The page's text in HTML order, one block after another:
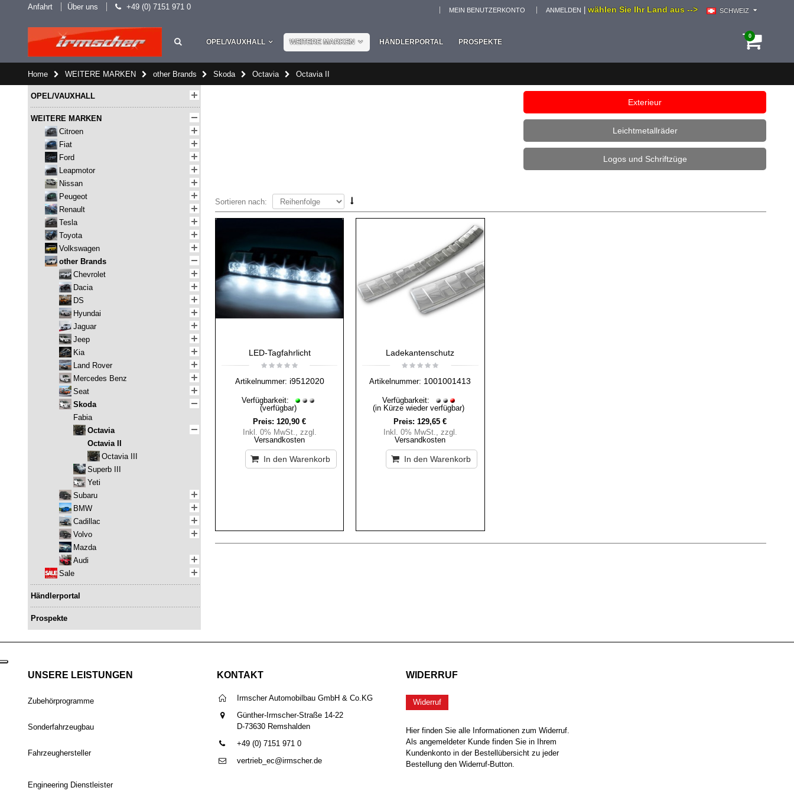
Anfahrt Über uns +49 (0) 7151 971 0 wählen Sie Ihr Land aus --> SCHWEIZ
MEIN BENUTZERKONTO ANMELDEN
0
OPEL/VAUXHALL WEITERE MARKEN HÄNDLERPORTAL PROSPEKTE
Home WEITERE MARKEN other Brands Skoda Octavia Octavia II
Exterieur
Leichtmetallräder
Logos und Schriftzüge
Sortieren nach:
LED-Tagfahrlicht
Artikelnummer: i9512020
Verfügbarkeit:
(verfügbar)
Preis: 120,90 €
Inkl. 0% MwSt., zzgl.
Versandkosten
In den Warenkorb
Ladekantenschutz
Artikelnummer: 1001001413
Verfügbarkeit:
(in Kürze wieder verfügbar)
Preis: 129,65 €
Inkl. 0% MwSt., zzgl.
Versandkosten
In den Warenkorb
OPEL/VAUXHALL
WEITERE MARKEN
Citroen
Fiat
Ford
Leapmotor
Nissan
Peugeot
Renault
Tesla
Toyota
Volkswagen
other Brands
Chevrolet
Dacia
DS
Hyundai
Jaguar
Jeep
Kia
Land Rover
Mercedes Benz
Seat
Skoda
Fabia
Octavia
Octavia II
Octavia III
Superb III
Yeti
Subaru
BMW
Cadillac
Volvo
Mazda
Audi
Sale
Händlerportal
Prospekte
UNSERE LEISTUNGEN
Zubehörprogramme
Sonderfahrzeugbau
Fahrzeughersteller
Engineering Dienstleister
KONTAKT
Irmscher Automobilbau GmbH & Co.KG
Günther-Irmscher-Straße 14-22
D-73630 Remshalden
+49 (0) 7151 971 0
vertrieb_ec@irmscher.de
WIDERRUF
Widerruf
Hier finden Sie alle Informationen zum Widerruf.
Als angemeldeter Kunde finden Sie in Ihrem
Kundenkonto in der Bestellübersicht zu jeder
Bestellung den Widerruf-Button.